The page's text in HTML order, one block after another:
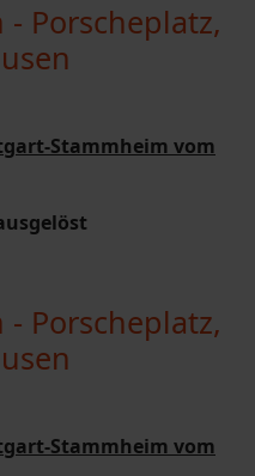
Porscheplatz,
Stammheim vom
Porscheplatz,
Stammheim vom